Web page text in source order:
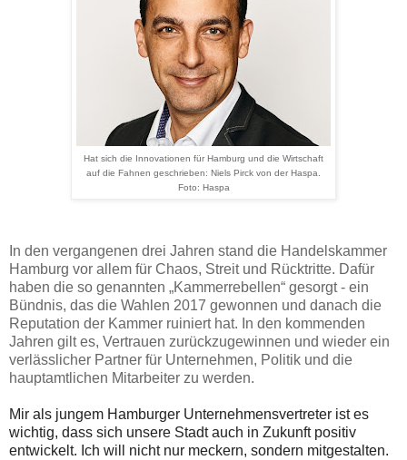
Hat sich die Innovationen für Hamburg und die Wirtschaft
auf die Fahnen geschrieben: Niels Pirck von der Haspa.
Foto: Haspa
In den vergangenen drei Jahren stand die Handelskammer
Hamburg vor allem für Chaos, Streit und Rücktritte. Dafür
haben die so genannten „Kammerrebellen“ gesorgt - ein
Bündnis, das die Wahlen 2017 gewonnen und danach die
Reputation der Kammer ruiniert hat. In den kommenden
Jahren gilt es, Vertrauen zurückzugewinnen und wieder ein
verlässlicher Partner für Unternehmen, Politik und die
hauptamtlichen Mitarbeiter zu werden.
Mir als jungem Hamburger Unternehmensvertreter ist es
wichtig, dass sich unsere Stadt auch in Zukunft positiv
entwickelt. Ich will nicht nur meckern, sondern mitgestalten.